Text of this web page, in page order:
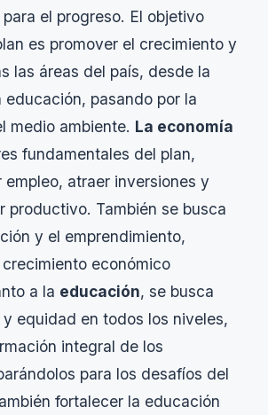
para el progreso. El objetivo
es promover el crecimiento y
las áreas del país, desde la
educación, pasando por la
medio ambiente. La economía
fundamentales del plan,
atraer inversiones y
productivo. También se busca
y el emprendimiento,
económico
a la educación, se busca
equidad en todos los niveles,
integral de los
para los desafíos del
fortalecer la educación